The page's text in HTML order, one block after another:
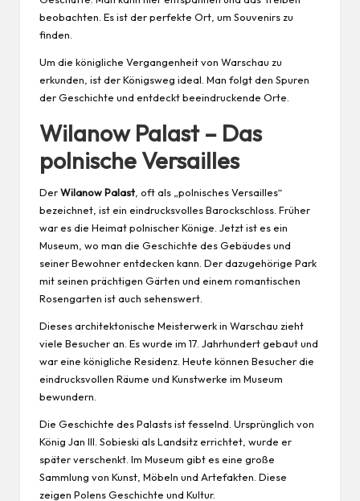
beobachten. Es ist der perfekte Ort, um Souvenirs zu
finden.
Um die königliche Vergangenheit von Warschau zu
erkunden, ist der Königsweg ideal. Man folgt den Spuren
der Geschichte und entdeckt beeindruckende Orte.
Wilanow Palast – Das
polnische Versailles
DerWilanow Palast , oft als „polnisches Versailles“
bezeichnet, ist ein eindrucksvolles Barockschloss. Früher
war es die Heimat polnischer Könige. Jetzt ist es ein
Museum, wo man die Geschichte des Gebäudes und
seiner Bewohner entdecken kann. Der dazugehörige Park
mit seinen prächtigen Gärten und einem romantischen
Rosengarten ist auch sehenswert.
Dieses architektonische Meisterwerk in Warschau zieht
viele Besucher an. Es wurde im 17. Jahrhundert gebaut und
war eine königliche Residenz. Heute können Besucher die
eindrucksvollen Räume und Kunstwerke im Museum
bewundern.
Die Geschichte des Palasts ist fesselnd. Ursprünglich von
König Jan III. Sobieski als Landsitz errichtet, wurde er
später verschenkt. Im Museum gibt es eine große
Sammlung von Kunst, Möbeln und Artefakten. Diese
zeigen Polens Geschichte und Kultur.